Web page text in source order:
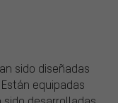
sido diseñadas
equipadas